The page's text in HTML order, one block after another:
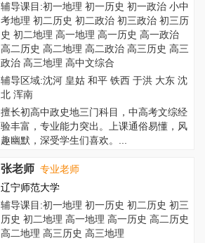
辅导课目:初一地理 初一历史 初一政治 小中
考地理 初二历史 初二政治 初三政治 初三历
史 初二地理 高一地理 高一历史 高一政治
高二历史 高二地理 高二政治 高三历史 高三
政治 高三地理 高中文综合
辅导区域:沈河 皇姑 和平 铁西 于洪 大东 沈
北 浑南
擅长初高中政史地三门科目，中高考文综经
验丰富，专业能力突出。上课通俗易懂，风
趣幽默，深受学生们喜欢。...
张老师 专业老师
辽宁师范大学
辅导课目:初一地理 初一历史 初二历史 初三
历史 初二地理 高一地理 高一历史 高二历史
高二地理 高三历史 高三地理